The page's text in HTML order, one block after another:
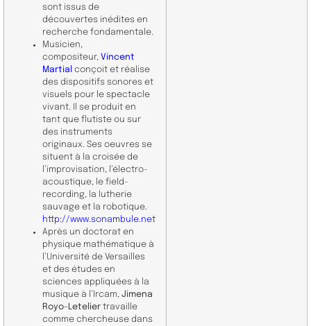
sont issus de
découvertes inédites en
recherche fondamentale.
Musicien,
compositeur, Vincent
Martial conçoit et réalise
des dispositifs sonores et
visuels pour le spectacle
vivant. Il se produit en
tant que flutiste ou sur
des instruments
originaux. Ses oeuvres se
situent à la croisée de
l’improvisation, l’électro-
acoustique, le field-
recording, la lutherie
sauvage et la robotique.
http://www.sonambule.net
Après un doctorat en
physique mathématique à
l’Université de Versailles
et des études en
sciences appliquées à la
musique à l’Ircam, Jimena
Royo-Letelier travaille
comme chercheuse dans